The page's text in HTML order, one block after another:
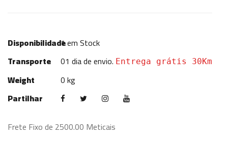
Disponibilidade
1em Stock
Transporte
01 dia de envio. Entrega grátis 30Km
Weight
0 kg
Partilhar
Frete Fixo de 2500.00 Meticais